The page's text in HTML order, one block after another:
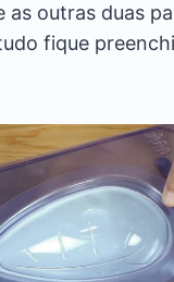
as outras duas
fique